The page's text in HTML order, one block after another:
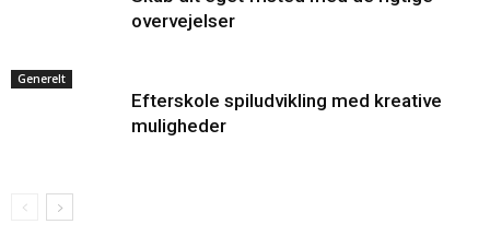
overvejelser
Generelt
Efterskole spiludvikling med kreative
muligheder